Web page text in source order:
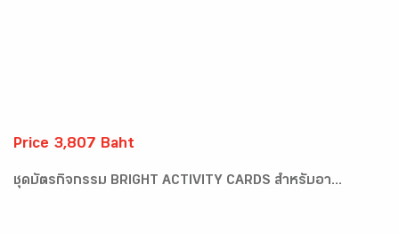
Price 3,807 Baht
ชุดบัตรกิจกรรม BRIGHT ACTIVITY CARDS สำหรับอา...